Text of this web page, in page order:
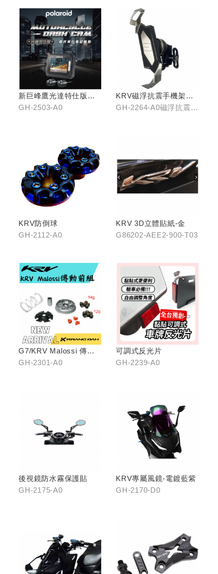
新巨峰鷹光達特仕版行
車紀錄器
GH-2503-A0
KRV磁浮抗震手機架組
(含整合支架)
GH-2264-A0磁浮抗震手
KRV防倒球
GH-2112-A0
KRV 3D立體貼紙-金
G86202-AEE2-900-T03
G7/KRV Malossi 傳動
前組
GH-2301-A0
可調式反光片
GH-2239-A0
後視鏡防水霧保護貼
GH-2175-A0
KRV專屬風鏡-電鍍藍紫
GH-2170-D0